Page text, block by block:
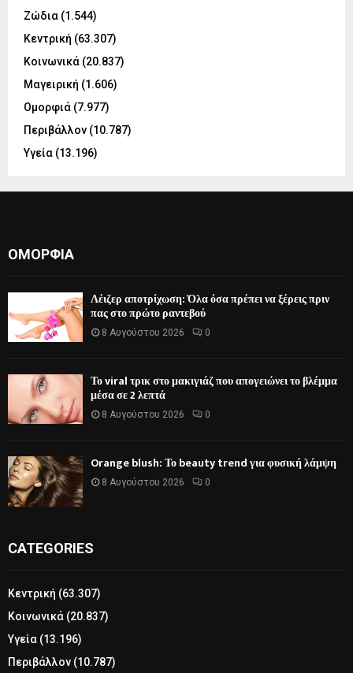
Ζώδια (1.544)
Κεντρική (63.307)
Κοινωνικά (20.837)
Μαγειρική (1.606)
Ομορφιά (7.977)
Περιβάλλον (10.787)
Υγεία (13.196)
ΟΜΟΡΦΙΆ
Λέιζερ αποτρίχωση: Όλα όσα πρέπει να ξέρεις πριν
πας στο πρώτο ραντεβού
8 Αυγούστου 2026 0
Το viral τρικ στο μακιγιάζ που απογειώνει το βλέμμα
μέσα σε 2 λεπτά
8 Αυγούστου 2026 0
Orange blush: Το beauty trend για φυσική λάμψη
8 Αυγούστου 2026 0
CATEGORIES
Κεντρική (63.307)
Κοινωνικά (20.837)
Υγεία (13.196)
Περιβάλλον (10.787)